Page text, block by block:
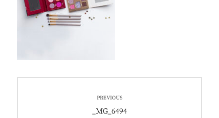
PREVIOUS
Previous
_MG_6494